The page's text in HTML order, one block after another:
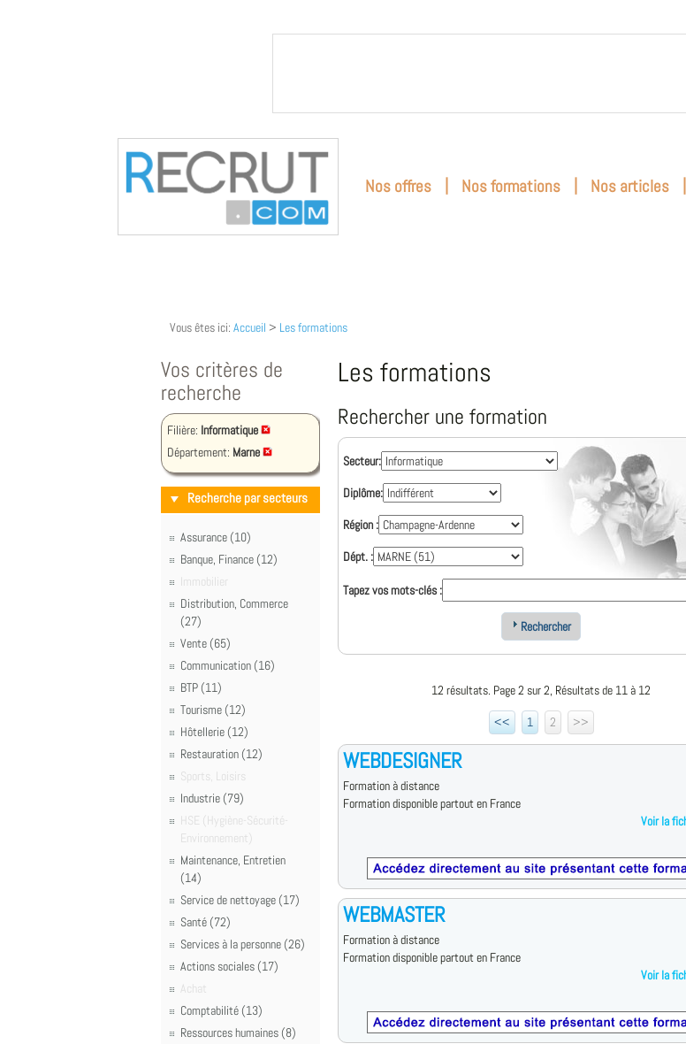
Nos offres | Nos formations | Nos articles |
Vous êtes ici: Accueil > Les formations
Vos critères de
recherche
Filière: Informatique
Département: Marne
Recherche par secteurs
Assurance (10)
Banque, Finance (12)
Immobilier
Distribution, Commerce
(27)
Vente (65)
Communication (16)
BTP (11)
Tourisme (12)
Hôtellerie (12)
Restauration (12)
Sports, Loisirs
Industrie (79)
HSE (Hygiène-Sécurité-
Environnement)
Maintenance, Entretien
(14)
Service de nettoyage (17)
Santé (72)
Services à la personne (26)
Actions sociales (17)
Achat
Comptabilité (13)
Ressources humaines (8)
Les formations
Rechercher une formation
Secteur:
Diplôme:
Région :
Dépt. :
Tapez vos mots-clés :
Rechercher
12 résultats. Page 2 sur 2, Résultats de 11 à 12
<<
1 2 >>
WEBDESIGNER
Formation à distance
Formation disponible partout en France
Voir la
WEBMASTER
Formation à distance
Formation disponible partout en France
Voir la